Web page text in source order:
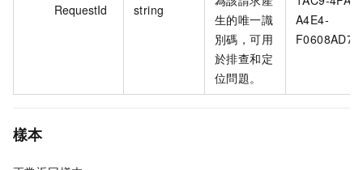
RequestId string
生的唯一識
別碼，可用
於排查和定
位問題。
A4E4-
樣本